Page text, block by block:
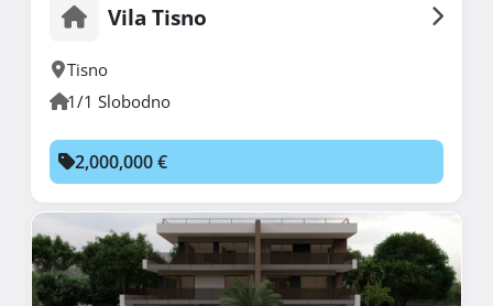
Vila Tisno
Tisno
1/1 Slobodno
2,000,000 €